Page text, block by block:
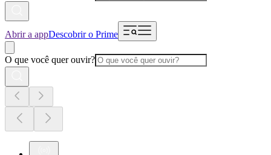
Abrir a appDescobrir o Prime
O que você quer ouvir?